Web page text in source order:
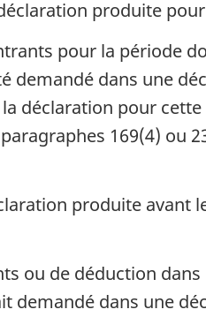
produite
pour la période
demandé dans une
déclaration pour
169(4) ou
produite avant
ou de déduction dans
demandé dans une